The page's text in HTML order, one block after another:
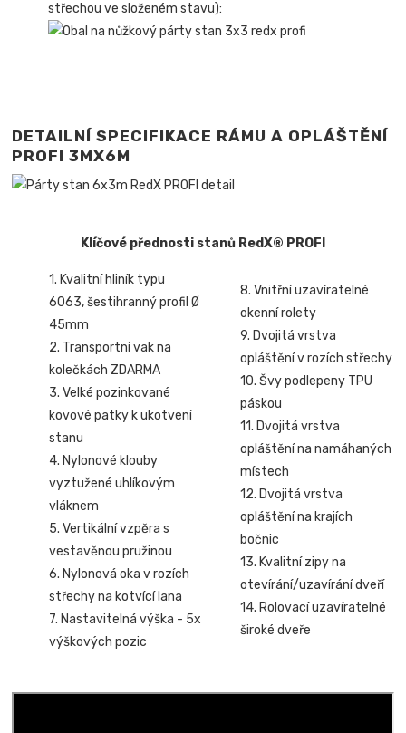
střechou ve složeném stavu):
DETAILNÍ SPECIFIKACE RÁMU A OPLÁŠTĚNÍ
PROFI 3MX6M
Klíčové přednosti stanů RedX® PROFI
1. Kvalitní hliník typu
6063, šestihranný profil Ø
45mm
2. Transportní vak na
kolečkách ZDARMA
3. Velké pozinkované
kovové patky k ukotvení
stanu
4. Nylonové klouby
vyztužené uhlíkovým
vláknem
5. Vertikální vzpěra s
vestavěnou pružinou
6. Nylonová oka v rozích
střechy na kotvící lana
7. Nastavitelná výška - 5x
výškových pozic
8. Vnitřní uzavíratelné
okenní rolety
9. Dvojitá vrstva
opláštění v rozích střechy
10. Švy podlepeny TPU
páskou
11. Dvojitá vrstva
opláštění na namáhaných
místech
12. Dvojitá vrstva
opláštění na krajích
bočnic
13. Kvalitní zipy na
otevírání/uzavírání dveří
14. Rolovací uzavíratelné
široké dveře